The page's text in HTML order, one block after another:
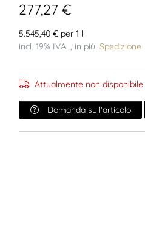
277,27 €
5.545,40 € per 1 l
incl. 19% IVA. , in più. Spedizione
Attualmente non disponibile
Domanda sull'articolo